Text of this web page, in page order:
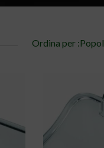
Ordina per